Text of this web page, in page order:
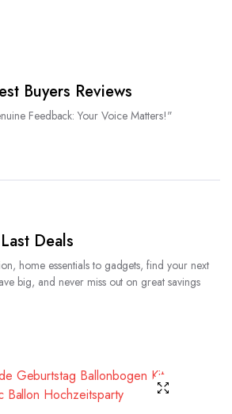
Buyers Reviews
Feedback: Your Voice Matters!"
Deals
home essentials to gadgets, find your next
big, and never miss out on great savings